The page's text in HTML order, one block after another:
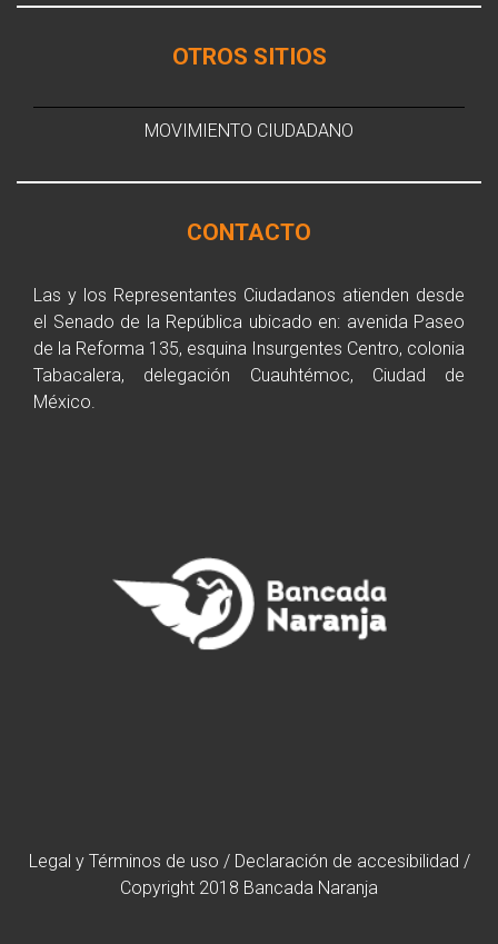
OTROS SITIOS
MOVIMIENTO CIUDADANO
CONTACTO
Las y los Representantes Ciudadanos atienden desde
el Senado de la República ubicado en: avenida Paseo
de la Reforma 135, esquina Insurgentes Centro, colonia
Tabacalera, delegación Cuauhtémoc, Ciudad de
México.
Legal y Términos de uso / Declaración de accesibilidad /
Copyright 2018 Bancada Naranja